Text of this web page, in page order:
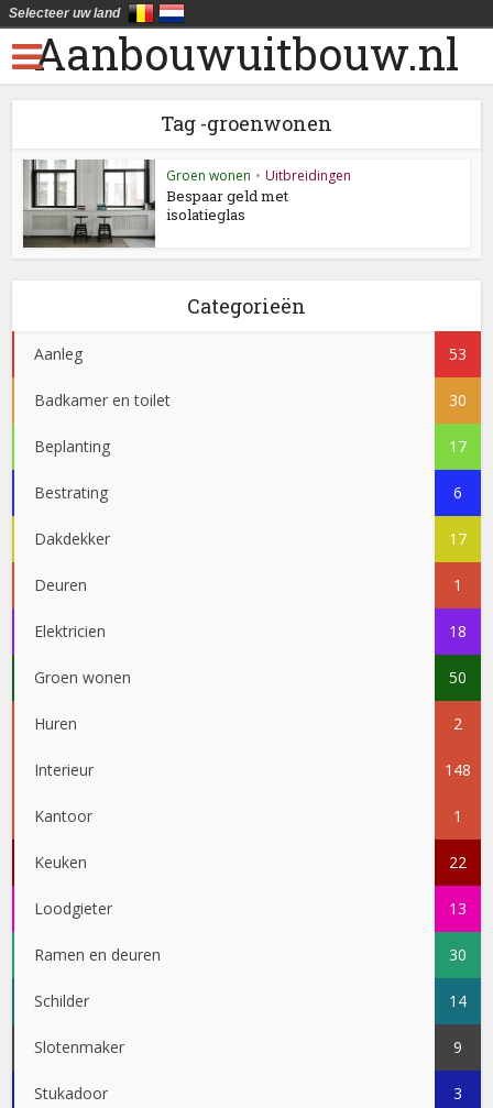
Aanbouwuitbouw.nl
Tag -groenwonen
Groen wonen • Uitbreidingen
Bespaar geld met
isolatieglas
Categorieën
Aanleg 53
Badkamer en toilet 30
Beplanting 17
Bestrating 6
Dakdekker 17
Deuren 1
Elektricien 18
Groen wonen 50
Huren 2
Interieur 148
Kantoor 1
Keuken 22
Loodgieter 13
Ramen en deuren 30
Schilder 14
Slotenmaker 9
Stukadoor 3
Selecteer uw land